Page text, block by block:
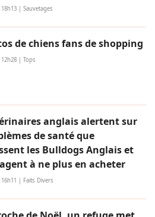
| Sauvetages
de chiens fans de shopping
| Tops
anglais alertent sur
de santé que
les Bulldogs Anglais et
à ne plus en acheter
16h11 | Faits Divers